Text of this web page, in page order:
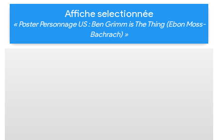
Affiche selectionnée
« Poster Personnage US : Ben Grimm is The Thing (Ebon Moss-
Bachrach) »